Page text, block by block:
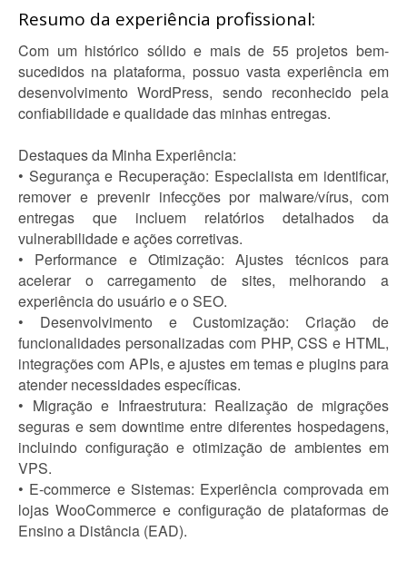
Resumo da experiência profissional:
Com um histórico sólido e mais de 55 projetos bem-
sucedidos na plataforma, possuo vasta experiência em
desenvolvimento WordPress, sendo reconhecido pela
confiabilidade e qualidade das minhas entregas.
Destaques da Minha Experiência:
• Segurança e Recuperação: Especialista em identificar,
remover e prevenir infecções por malware/vírus, com
entregas que incluem relatórios detalhados da
vulnerabilidade e ações corretivas.
• Performance e Otimização: Ajustes técnicos para
acelerar o carregamento de sites, melhorando a
experiência do usuário e o SEO.
• Desenvolvimento e Customização: Criação de
funcionalidades personalizadas com PHP, CSS e HTML,
integrações com APIs, e ajustes em temas e plugins para
atender necessidades específicas.
• Migração e Infraestrutura: Realização de migrações
seguras e sem downtime entre diferentes hospedagens,
incluindo configuração e otimização de ambientes em
VPS.
• E-commerce e Sistemas: Experiência comprovada em
lojas WooCommerce e configuração de plataformas de
Ensino a Distância (EAD).